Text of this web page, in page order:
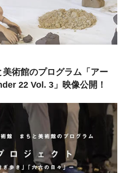
美術館のプログラム「アー
22 Vol. 3」映像公開！